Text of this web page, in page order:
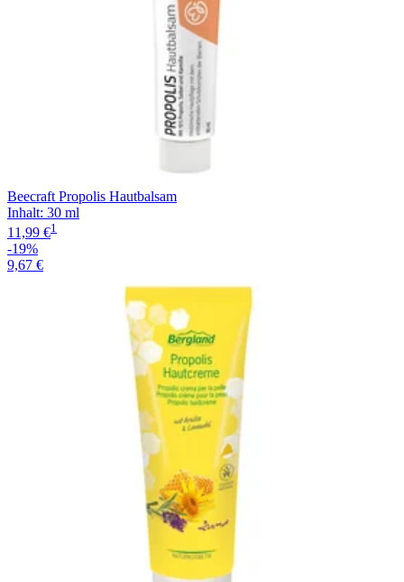
Beecraft Propolis Hautbalsam
Inhalt: 30 ml
11,99 €1
-19%
9,67 €